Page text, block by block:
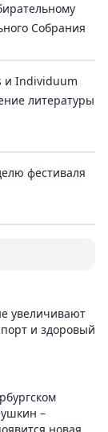
Собрания
и Individuum
литературы
фестиваля
увеличивают
и здоровый
–